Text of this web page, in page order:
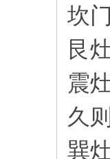
坎
艮
震
久
巽